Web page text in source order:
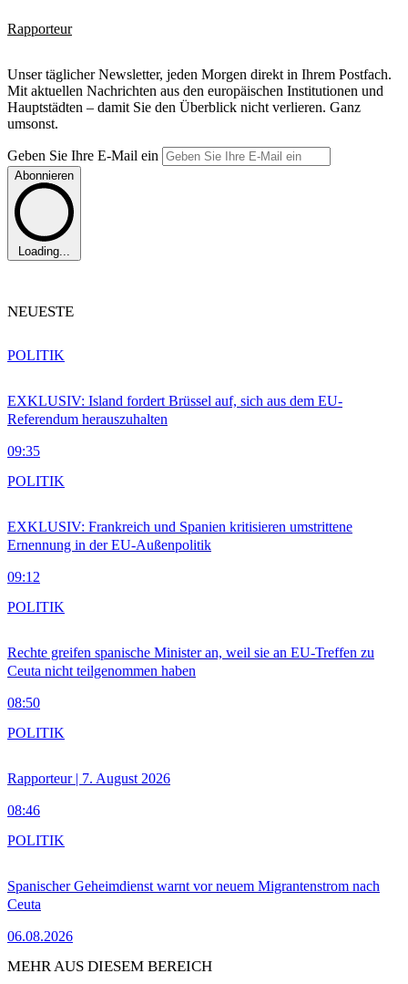
Rapporteur
Unser täglicher Newsletter, jeden Morgen direkt in Ihrem Postfach.
Mit aktuellen Nachrichten aus den europäischen Institutionen und
Hauptstädten – damit Sie den Überblick nicht verlieren. Ganz
umsonst.
Geben Sie Ihre E-Mail ein
Abonnieren
Loading...
NEUESTE
EXKLUSIV: Island fordert Brüssel auf, sich aus dem EU-
Referendum herauszuhalten
09:35
POLITIK
EXKLUSIV: Frankreich und Spanien kritisieren umstrittene
Ernennung in der EU-Außenpolitik
09:12
POLITIK
Rechte greifen spanische Minister an, weil sie an EU-Treffen zu
Ceuta nicht teilgenommen haben
08:50
POLITIK
Rapporteur | 7. August 2026
08:46
POLITIK
Spanischer Geheimdienst warnt vor neuem Migrantenstrom nach
Ceuta
06.08.2026
POLITIK
MEHR AUS DIESEM BEREICH